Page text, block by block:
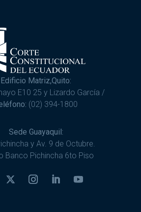
Edificio Matriz,Quito:
E10 25 y Lizardo García /
(02) 394-1800
Sede Guayaquil:
y Av. 9 de Octubre.
Banco Pichincha 6to Piso